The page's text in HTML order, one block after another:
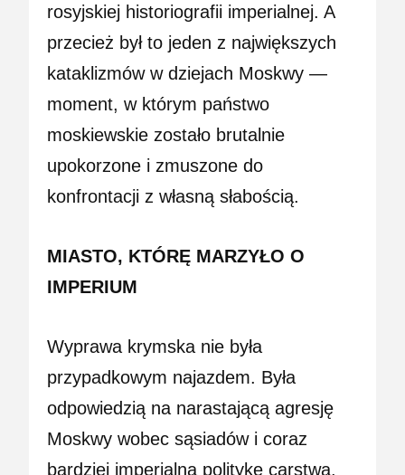
rosyjskiej historiografii imperialnej. A
przecież był to jeden z największych
kataklizmów w dziejach Moskwy —
moment, w którym państwo
moskiewskie zostało brutalnie
upokorzone i zmuszone do
konfrontacji z własną słabością.
MIASTO, KTÓRĘ MARZYŁO O
IMPERIUM
Wyprawa krymska nie była
przypadkowym najazdem. Była
odpowiedzią na narastającą agresję
Moskwy wobec sąsiadów i coraz
bardziej imperialną politykę carstwa.